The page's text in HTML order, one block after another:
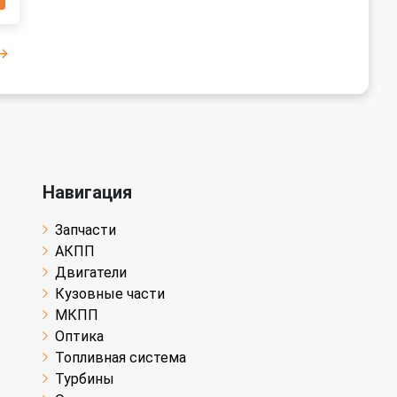
Навигация
Запчасти
АКПП
Двигатели
Кузовные части
МКПП
Оптика
Топливная система
Турбины